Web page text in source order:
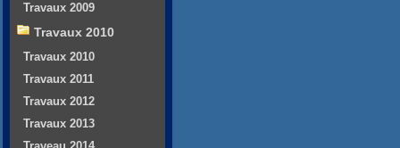
Travaux 2009
Travaux 2010
Travaux 2010
Travaux 2011
Travaux 2012
Travaux 2013